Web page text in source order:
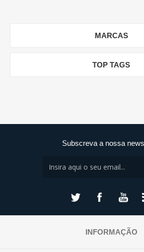
MARCAS
TOP TAGS
Subscreva a nossa
INFORMAÇÃO